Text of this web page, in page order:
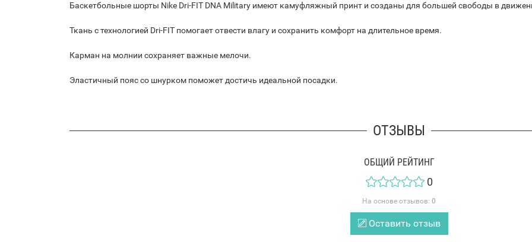
Баскетбольные шорты Nike Dri-FIT DNA Military имеют камуфляжный принт и созданы для большей свободы в
Ткань с технологией Dri-FIT помогает отвести влагу и сохранить комфорт на длительное время.
Карман на молнии сохраняет важные мелочи.
Эластичный пояс со шнурком поможет достичь идеальной посадки.
ОТЗЫВЫ
ОБЩИЙ РЕЙТИНГ
0
На основе отзывов: 0
Оставить отзыв